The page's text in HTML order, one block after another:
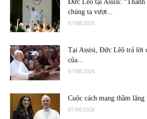
Đức Lêô tại Assisi:
chúng ta vượt...
07/08/2026
Tại Assisi, Đức Lêô trả lời
của...
07/08/2026
Cuộc cách mạng thầm lặng
07/08/2026